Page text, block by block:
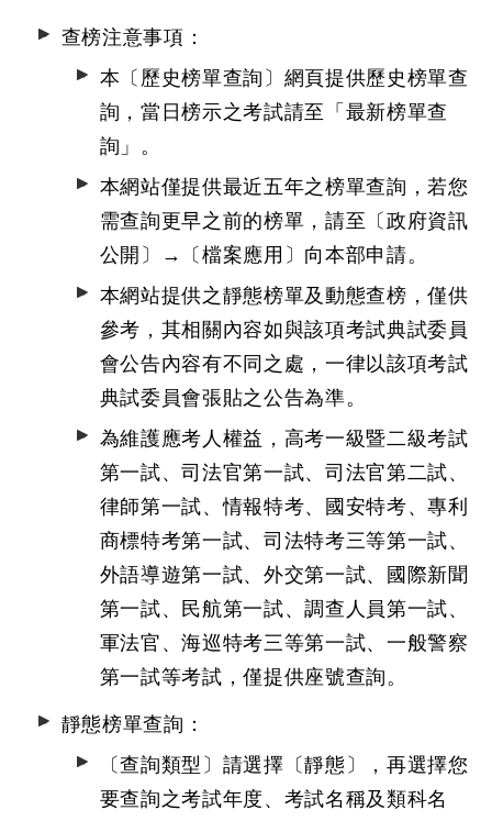
查榜注意事項：
本〔歷史榜單查詢〕網頁提供歷史榜單查
詢，當日榜示之考試請至 「最新榜單查
詢」 。
本網站僅提供最近五年之榜單查詢，若您
需查詢更早之前的榜單，請至〔政府資訊
公開〕→
〔檔案應用〕 向本部申請。
本網站提供之靜態榜單及動態查榜，僅供
參考，其相關內容如與該項考試典試委員
會公告內容有不同之處，一律以該項考試
典試委員會張貼之公告為準。
為維護應考人權益，高考一級暨二級考試
第一試、司法官第一試、司法官第二試、
律師第一試、情報特考、國安特考、專利
商標特考第一試、司法特考三等第一試、
外語導遊第一試、外交第一試、國際新聞
第一試、民航第一試、調查人員第一試、
軍法官、海巡特考三等第一試、一般警察
第一試等考試，僅提供座號查詢。
靜態榜單查詢：
〔查詢類型〕請選擇〔靜態〕，再選擇您
要查詢之考試年度、考試名稱及類科名